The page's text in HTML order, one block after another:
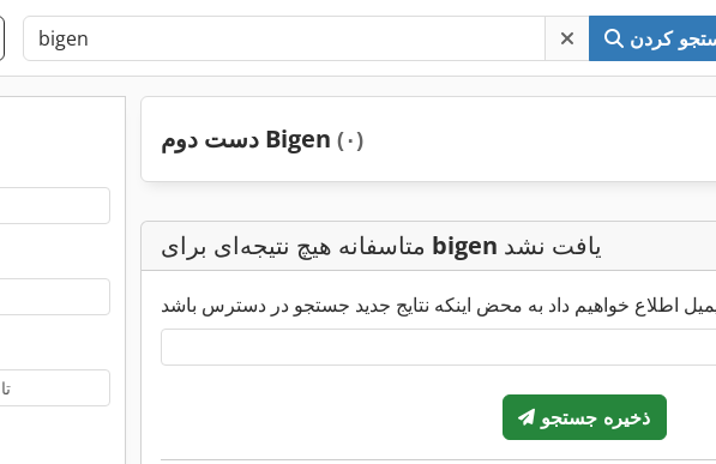
کردن
دست دوم Bigen (۰)
bigen یافت نشد
ذخیره جستجو